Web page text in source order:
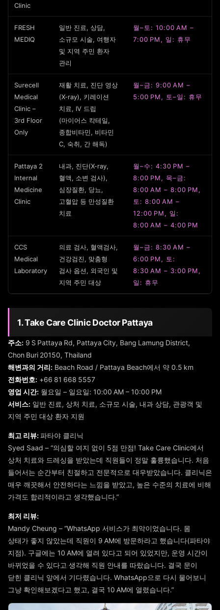
Clinic
FRESH
MEDIQ
일반 진료, 상담,
소규모 시술, 여행자
및 지역 주민 환자
관리
월–토: 10:00 AM –
7:00 PM, 일: 휴무
Surecell
Medical
Clinic –
3rd Floor
Only
재활 치료, 진단 영상
(X-ray), 키레이션
치료, IV 드립
(마이어스 칵테일,
종합비타민, 비타민
C, 숙취, 간 해독)
월–금: 9:00 AM –
5:00 PM, 토–일: 휴무
Pattaya 2
Internal
Medicine
Clinic
내과, 진단(X-ray,
혈액, 소변 검사),
심장질환, 당뇨,
고혈압 등 만성질환
치료
월–수: 4:30 PM –
8:00 PM, 목–금:
8:00 AM – 8:00 PM,
토: 8:00 AM –
12:00 PM, 일:
8:00 AM – 4:00 PM
CCS
Medical
Laboratory
의료 검사, 혈액검사,
건강검진, 맞춤형
검사 옵션, 외국인 및
지역 주민 대상
월–금: 8:30 AM –
6:00 PM, 토:
8:30 AM – 3:00 PM,
일: 휴무
1. Take Care Clinic Doctor Pattaya
주소: 9 S Pattaya Rd, Pattaya City, Bang Lamung District,
Chon Buri 20150, Thailand
해변과의 거리: Beach Road / Pattaya Beach에서 약 0.5 km
전화번호: +66 81 668 5557
영업 시간: 월요일 – 일요일: 10:00 AM – 10:00 PM
서비스: 일반 진료, 상처 치료, 소규모 시술, 내과 상담, 관광객 및
지역 주민 대상 환자 지원
최고 리뷰: 파타야 클리닉
Syed Saad – “의심할 여지 없이 5점 만점! Take Care Clinic에서
상처 치료와 드레싱을 받았는데 직원들이 정말 훌륭했습니다. 처음
들어서는 순간부터 친절하고 전문적으로 대우받았습니다. 클리닉은
매우 깨끗해서 안전하다는 느낌을 받았고, 높은 수준의 치료에 비해
가격도 합리적이라고 생각했습니다.”
최저 리뷰:
Mandy Cheung – “WhatsApp 서비스가 최악이었습니다. 몸
상태가 좋지 않았는데 직원이 9 AM에 방문하라고 했습니다(파타야
지점). 구글에는 10 AM에 열려 있다고 되어 있었지만, 운영 시간이
바뀌었을 수 있다고 생각해 직원 안내를 따랐습니다. 결국 문이
닫힌 클리닉 앞에서 기다렸습니다. WhatsApp으로 다시 물어보니
그냥 확인해보겠다고 했고, 결국 10 AM에 열렸습니다.”